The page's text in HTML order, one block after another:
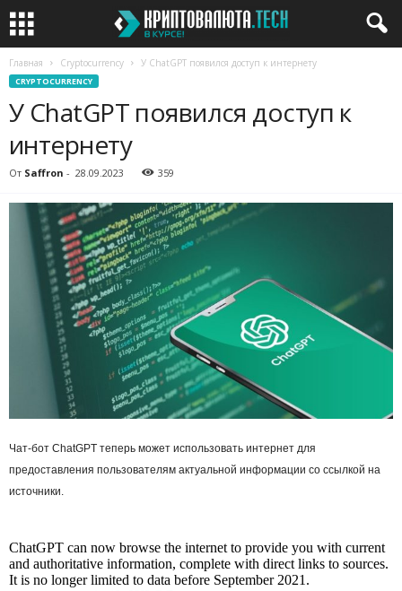
Главная Cryptocurrency У ChatGPT появился доступ к интернету
CRYPTOCURRENCY
У ChatGPT появился доступ к
интернету
От Saffron - 28.09.2023 359
Чат-бот ChatGPT теперь может использовать интернет для
предоставления пользователям актуальной информации со ссылкой на
источники.
ChatGPT can now browse the internet to provide you with current
and authoritative information, complete with direct links to sources.
It is no longer limited to data before September 2021.